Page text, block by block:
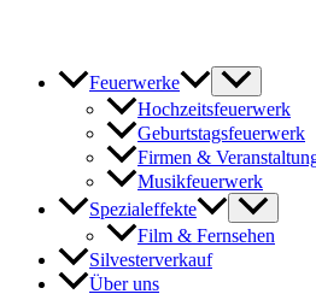
Feuerwerke
Hochzeitsfeuerwerk
Geburtstagsfeuerwerk
Firmen &
Musikfeuerwerk
Spezialeffekte
Film & Fernsehen
Silvesterverkauf
Über uns